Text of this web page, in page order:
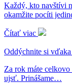
Každý, kto navštívi
okamžite pocíti
Čítať viac
Oddýchnite si
Za rok máte
ujsť. Prinášame…